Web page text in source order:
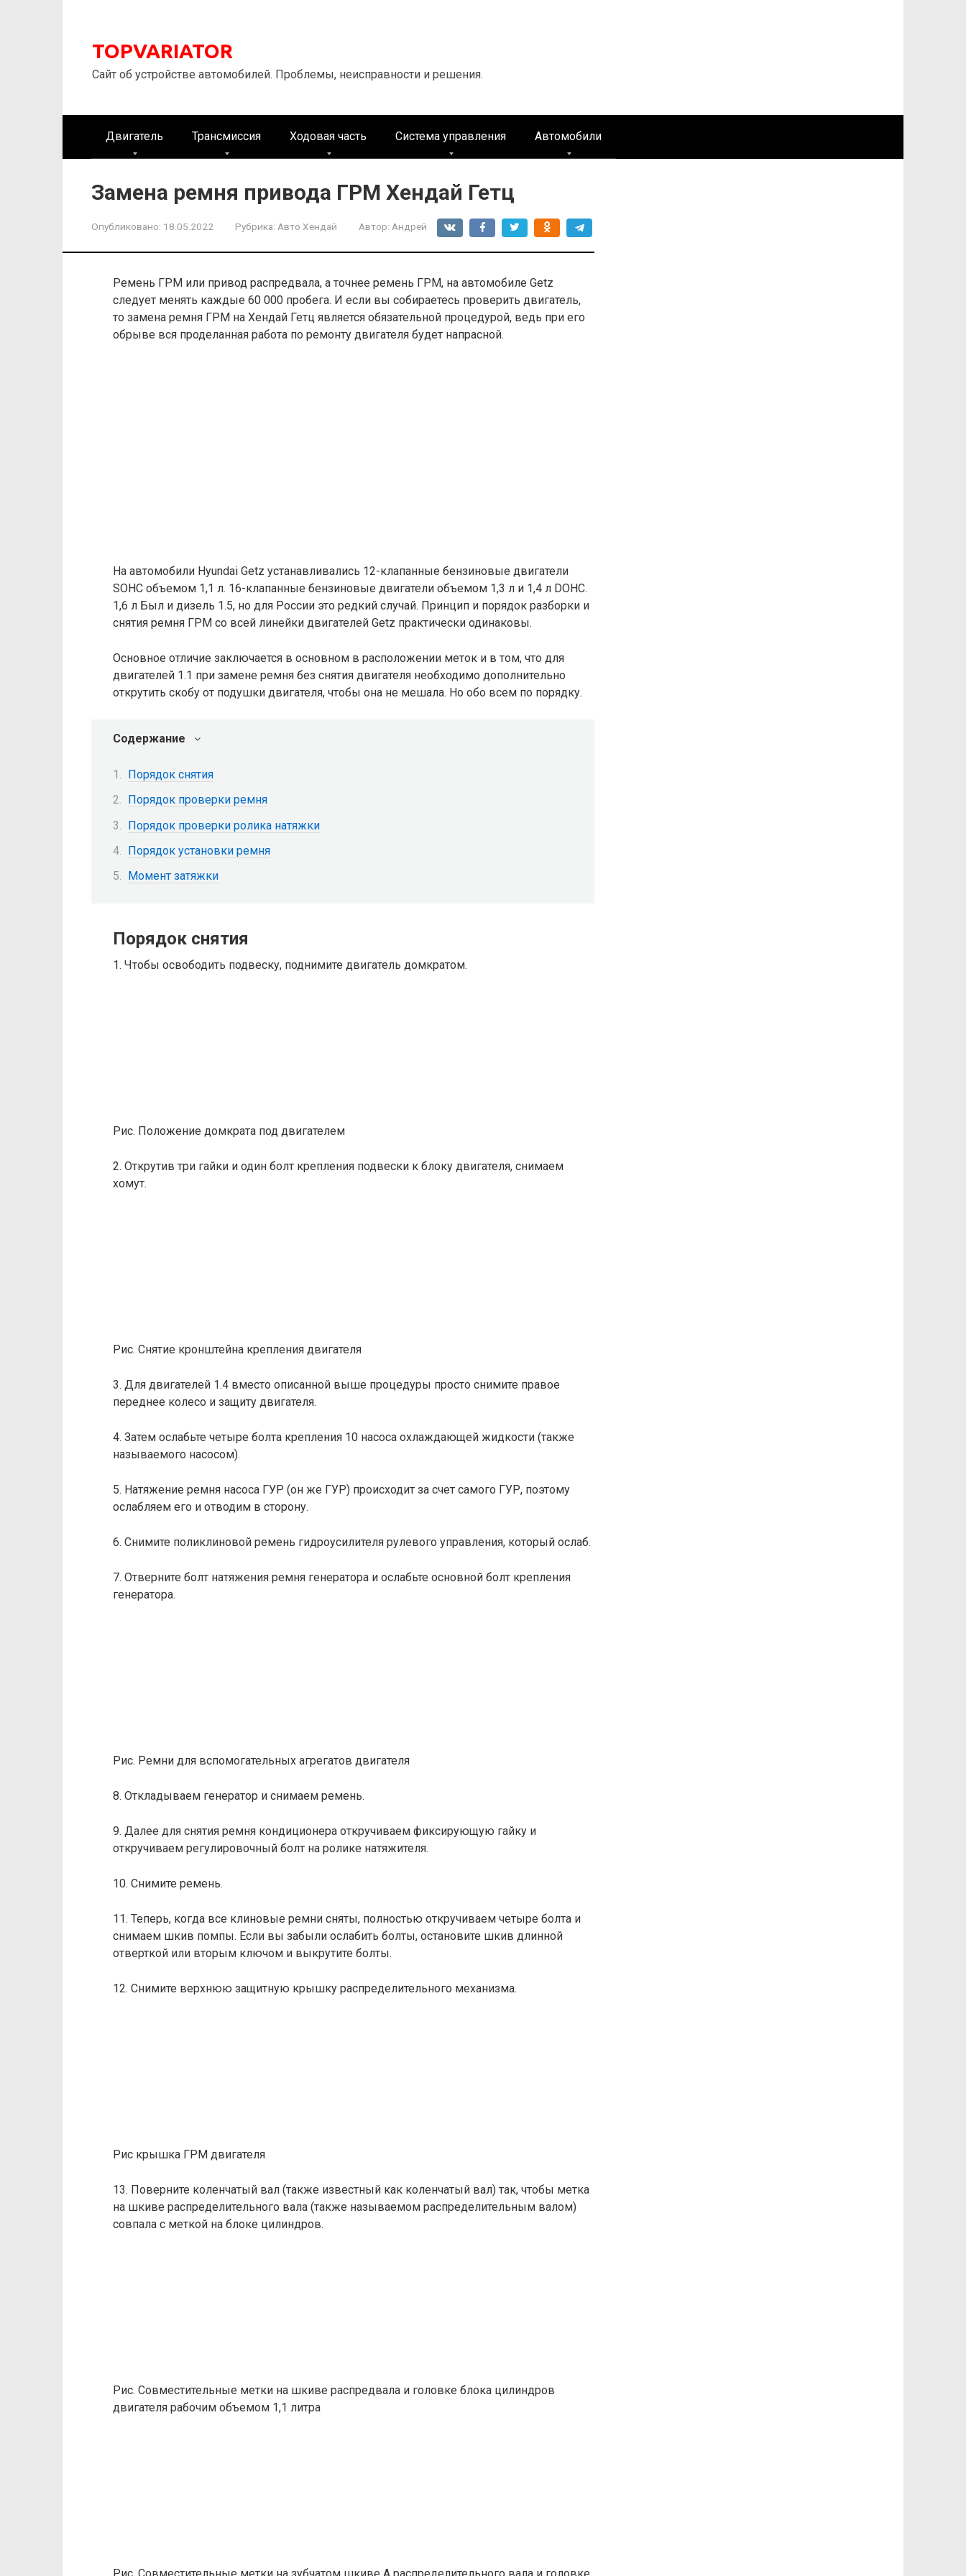
TOPVARIATOR
Сайт об устройстве автомобилей. Проблемы, неисправности и решения.
Двигатель Трансмиссия Ходовая часть Система управления Автомобили
Замена ремня привода ГРМ Хендай Гетц
Опубликовано: 18.05.2022 Рубрика: Авто Хендай Автор: Андрей
Ремень ГРМ или привод распредвала, а точнее ремень ГРМ, на автомобиле Getz
следует менять каждые 60 000 пробега. И если вы собираетесь проверить двигатель,
то замена ремня ГРМ на Хендай Гетц является обязательной процедурой, ведь при его
обрыве вся проделанная работа по ремонту двигателя будет напрасной.
На автомобили Hyundai Getz устанавливались 12-клапанные бензиновые двигатели
SOHC объемом 1,1 л. 16-клапанные бензиновые двигатели объемом 1,3 л и 1,4 л DOHC.
1,6 л Был и дизель 1.5, но для России это редкий случай. Принцип и порядок разборки и
снятия ремня ГРМ со всей линейки двигателей Getz практически одинаковы.
Основное отличие заключается в основном в расположении меток и в том, что для
двигателей 1.1 при замене ремня без снятия двигателя необходимо дополнительно
открутить скобу от подушки двигателя, чтобы она не мешала. Но обо всем по порядку.
Содержание
Порядок снятия
Порядок проверки ремня
Порядок проверки ролика натяжки
Порядок установки ремня
Момент затяжки
Порядок снятия
1. Чтобы освободить подвеску, поднимите двигатель домкратом.
Рис. Положение домкрата под двигателем
2. Открутив три гайки и один болт крепления подвески к блоку двигателя, снимаем
хомут.
Рис. Снятие кронштейна крепления двигателя
3. Для двигателей 1.4 вместо описанной выше процедуры просто снимите правое
переднее колесо и защиту двигателя.
4. Затем ослабьте четыре болта крепления 10 насоса охлаждающей жидкости (также
называемого насосом).
5. Натяжение ремня насоса ГУР (он же ГУР) происходит за счет самого ГУР, поэтому
ослабляем его и отводим в сторону.
6. Снимите поликлиновой ремень гидроусилителя рулевого управления, который ослаб.
7. Отверните болт натяжения ремня генератора и ослабьте основной болт крепления
генератора.
Рис. Ремни для вспомогательных агрегатов двигателя
8. Откладываем генератор и снимаем ремень.
9. Далее для снятия ремня кондиционера откручиваем фиксирующую гайку и
откручиваем регулировочный болт на ролике натяжителя.
10. Снимите ремень.
11. Теперь, когда все клиновые ремни сняты, полностью откручиваем четыре болта и
снимаем шкив помпы. Если вы забыли ослабить болты, остановите шкив длинной
отверткой или вторым ключом и выкрутите болты.
12. Снимите верхнюю защитную крышку распределительного механизма.
Рис крышка ГРМ двигателя
13. Поверните коленчатый вал (также известный как коленчатый вал) так, чтобы метка
на шкиве распределительного вала (также называемом распределительным валом)
совпала с меткой на блоке цилиндров.
Рис. Совместительные метки на шкиве распредвала и головке блока цилиндров
двигателя рабочим объемом 1,1 литра